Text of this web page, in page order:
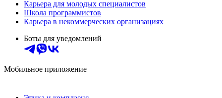
Карьера для молодых специалистов
Школа программистов
Карьера в некоммерческих организациях
Боты для уведомлений
Мобильное приложение